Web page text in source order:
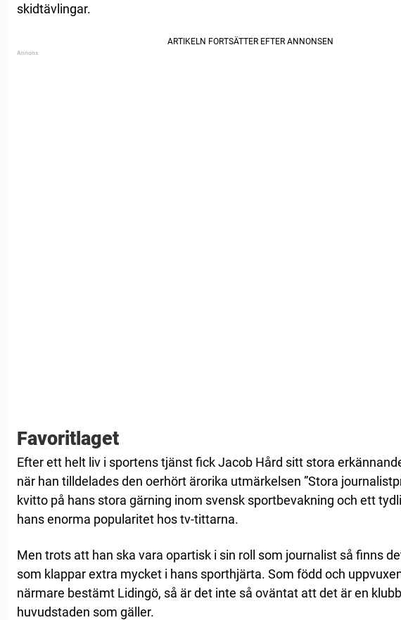
skidtävlingar.
Favoritlaget
Efter ett helt liv i sportens tjänst fick Jacob Hård sitt stora
när han tilldelades den oerhört ärorika utmärkelsen ”Stora
kvitto på hans stora gärning inom svensk sportbevakning och ett
hans enorma popularitet hos tv-tittarna.
Men trots att han ska vara opartisk i sin roll som journalist så finns
som klappar extra mycket i hans sporthjärta. Som född och
närmare bestämt Lidingö, så är det inte så oväntat att det är en
huvudstaden som gäller.